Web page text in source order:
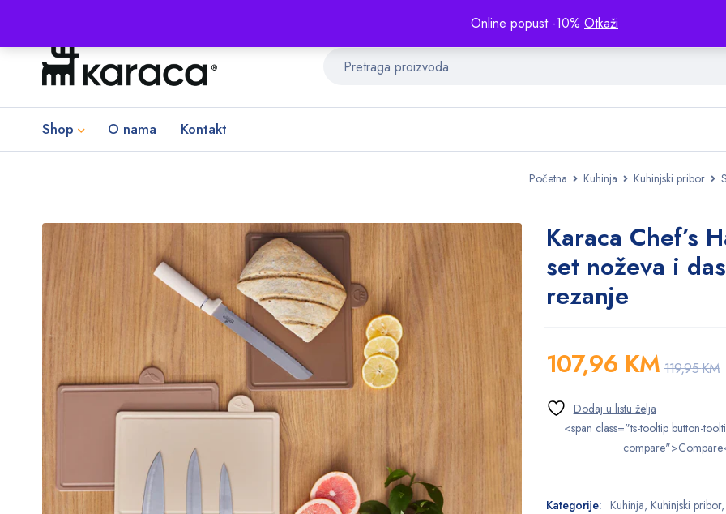
Online popust -10% Otkaži
Shop O nama Kontakt
Početna Kuhinja Kuhinjski pribor
Karaca Chef’s
set noževa i
rezanje
119,95KM
107,96 KM
<span class="ts-tooltip button-
Kategorije: Kuhinja, Kuhinjski pribor,